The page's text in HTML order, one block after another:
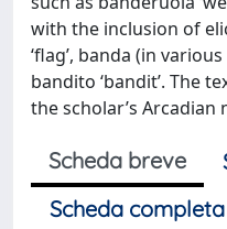
with the inclusion of
‘flag’, banda (in
bandito ‘bandit’. The
the scholar’s Arcadian
Scheda breve
Scheda